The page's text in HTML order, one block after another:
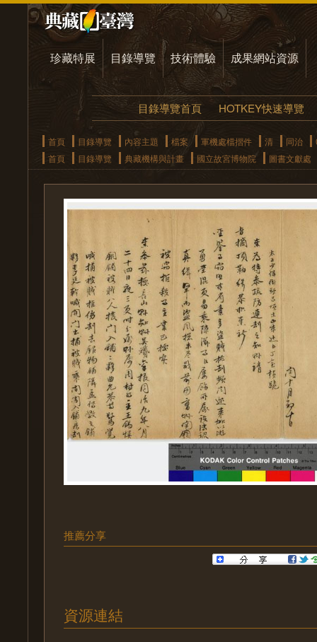
珍藏特展 目錄導覽 技術體驗 成果網站資源
目錄導覽首頁 HOTKEY快速導覽
首頁 目錄導覽 內容主題 檔案 軍機處檔摺件 清 同治
首頁
目錄導覽 典藏機構與計畫 國立故宮博物院 圖書文獻處
推薦分享
資源連結